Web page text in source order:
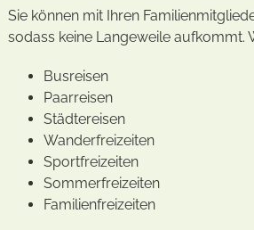
Sie können mit Ihren
sodass keine Langeweile aufkommt.
Busreisen
Paarreisen
Städtereisen
Wanderfreizeiten
Sportfreizeiten
Sommerfreizeiten
Familienfreizeiten